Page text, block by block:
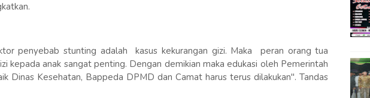
penyebab stunting adalah kasus kekurangan gizi. Maka peran orang tua
kepada anak sangat penting. Dengan demikian maka edukasi oleh Pemerintah
Dinas Kesehatan, Bappeda DPMD dan Camat harus terus dilakukan". Tandas